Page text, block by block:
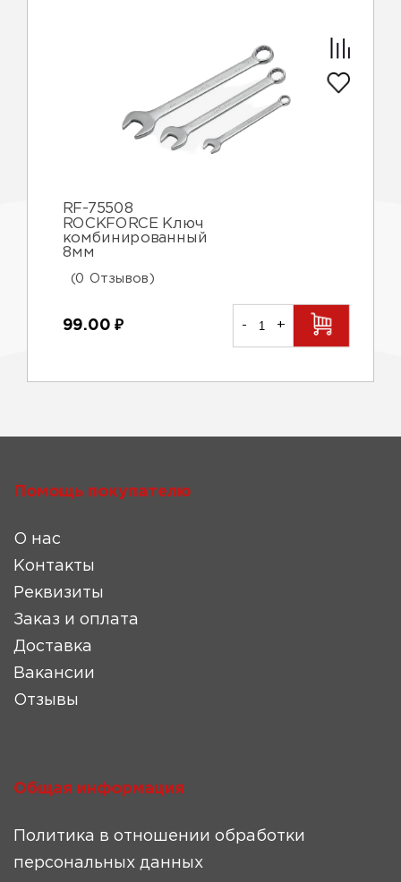
RF-75508
ROCKFORCE Ключ
комбинированный
8мм
(0 Отзывов)
99.00 ₽ - +
Помощь покупателю
О нас
Контакты
Реквизиты
Заказ и оплата
Доставка
Вакансии
Отзывы
Общая информация
Политика в отношении обработки
персональных данных